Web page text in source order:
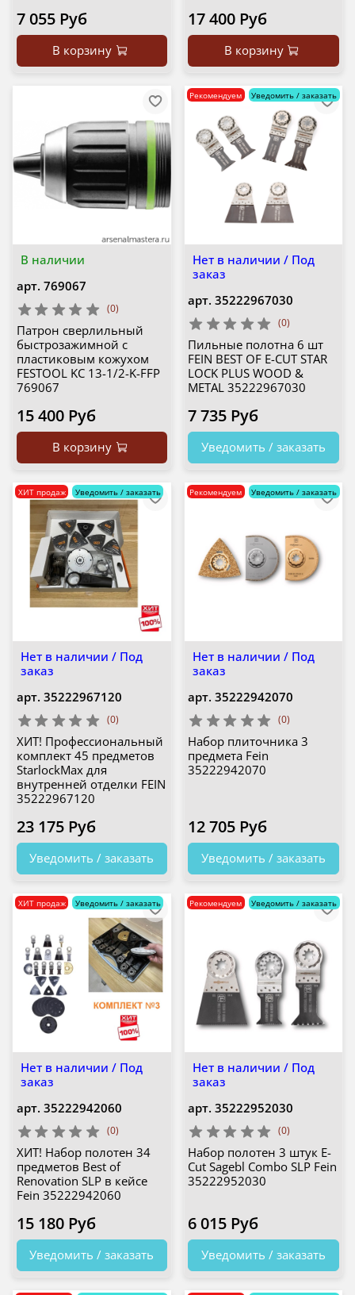
7 055 Руб
В корзину
17 400 Руб
В корзину
В наличии
арт. 769067
(0)
Патрон сверлильный
быстрозажимной с
пластиковым кожухом
FESTOOL KC 13-1/2-K-FFP
769067
15 400 Руб
В корзину
Нет в наличии / Под
заказ
Рекомендуем Уведомить / заказать
арт. 35222967030
(0)
Пильные полотна 6 шт
FEIN BEST OF E-CUT STAR
LOCK PLUS WOOD &
METAL 35222967030
7 735 Руб
Уведомить / заказать
Нет в наличии / Под
заказ
ХИТ продаж Уведомить / заказать
арт. 35222967120
(0)
ХИТ! Профессиональный
комплект 45 предметов
StarlockMax для
внутренней отделки FEIN
35222967120
23 175 Руб
Уведомить / заказать
Нет в наличии / Под
заказ
Рекомендуем Уведомить / заказать
арт. 35222942070
(0)
Набор плиточника 3
предмета Fein
35222942070
12 705 Руб
Уведомить / заказать
Нет в наличии / Под
заказ
ХИТ продаж Уведомить / заказать
арт. 35222942060
(0)
ХИТ! Набор полотен 34
предметов Best of
Renovation SLP в кейсе
Fein 35222942060
15 180 Руб
Уведомить / заказать
Нет в наличии / Под
заказ
Рекомендуем Уведомить / заказать
арт. 35222952030
(0)
Набор полотен 3 штук E-
Cut Sagebl Combo SLP Fein
35222952030
6 015 Руб
Уведомить / заказать